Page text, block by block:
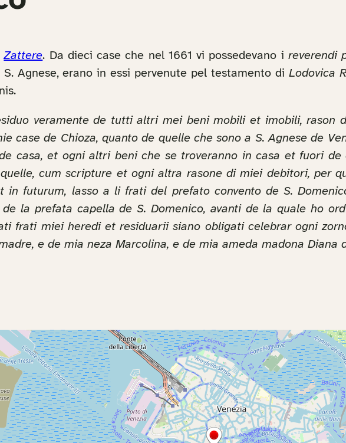
Zattere. Da dieci case che nel 1661 vi possedevano i reverendi
Agnese, erano in essi pervenute pel testamento di Lodovica
veramente de tutti altri mei beni mobili et imobili, rason
case de Chioza, quanto de quelle che sono a S. Agnese de
casa, et ogni altri beni che se troveranno in casa et fuori
cum scripture et ogni altra rasone di miei debitori, per
in futurum, lasso a li frati del prefato convento de S.
la prefata capella de S. Domenico, avanti de la quale ho
frati miei heredi et residuarii siano obligati celebrar ogni
e de mia neza Marcolina, e de mia ameda madona Diana